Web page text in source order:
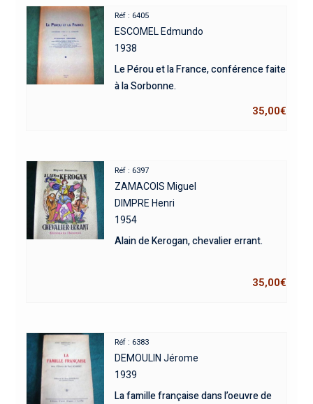
Réf : 6405
ESCOMEL Edmundo
1938
Le Pérou et la France, conférence faite
à la Sorbonne.
35,00€
Réf : 6397
ZAMACOIS Miguel
DIMPRE Henri
1954
Alain de Kerogan, chevalier errant.
35,00€
Réf : 6383
DEMOULIN Jérome
1939
La famille française dans l’oeuvre de